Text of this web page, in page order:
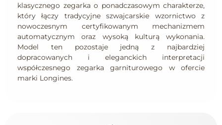
klasycznego zegarka o ponadczasowym charakterze,
który łączy tradycyjne szwajcarskie wzornictwo z
nowoczesnym certyfikowanym mechanizmem
automatycznym oraz wysoką kulturą wykonania.
Model ten pozostaje jedną z najbardziej
dopracowanych i eleganckich interpretacji
współczesnego zegarka garniturowego w ofercie
marki Longines.